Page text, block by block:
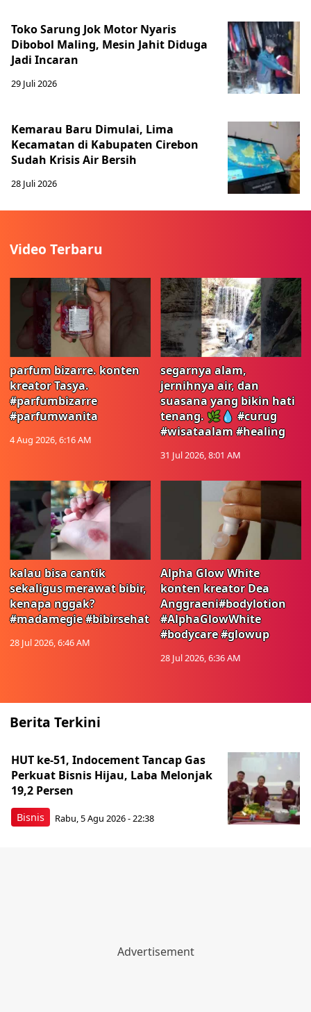
Toko Sarung Jok Motor Nyaris
Dibobol Maling, Mesin Jahit Diduga
Jadi Incaran
29 Juli 2026
Kemarau Baru Dimulai, Lima
Kecamatan di Kabupaten Cirebon
Sudah Krisis Air Bersih
28 Juli 2026
Video Terbaru
parfum bizarre. konten
kreator Tasya.
#parfumbizarre
#parfumwanita
4 Aug 2026, 6:16 AM
segarnya alam,
jernihnya air, dan
suasana yang bikin hati
tenang. 🌿💧 #curug
#wisataalam #healing
31 Jul 2026, 8:01 AM
kalau bisa cantik
sekaligus merawat bibir,
kenapa nggak?
#madamegie #bibirsehat
28 Jul 2026, 6:46 AM
Alpha Glow White
konten kreator Dea
Anggraeni#bodylotion
#AlphaGlowWhite
#bodycare #glowup
28 Jul 2026, 6:36 AM
Berita Terkini
Bisnis
HUT ke-51, Indocement Tancap Gas
Perkuat Bisnis Hijau, Laba Melonjak
19,2 Persen
Rabu, 5 Agu 2026 - 22:38